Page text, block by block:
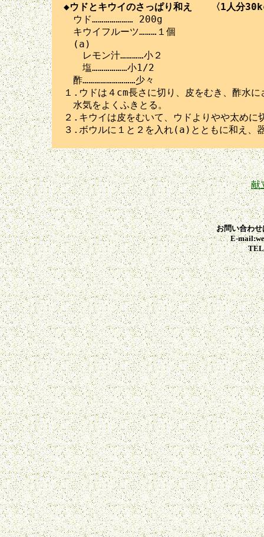
◆ウドとキウイのさっぱり和え　　〈1人分
ウド………………… 200g
キウイフルーツ………１個
(a)
レモン汁…………小２
塩………………小1/2
酢………………………少々
１.ウドは４cm長さに切り、皮をむき、酢水
水気をよくふきとる。
２.キウイは皮をむいて、ウドよりやや太めに
献
お問い合わ
E-